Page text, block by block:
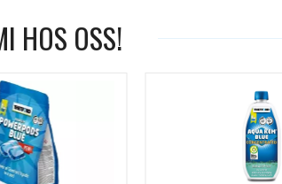
HOS OSS!